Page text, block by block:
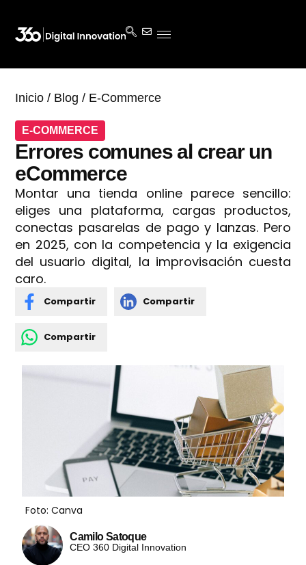
Inicio / Blog / E-Commerce
E-COMMERCE
Errores comunes al crear un
eCommerce
Montar una tienda online parece sencillo:
eliges una plataforma, cargas productos,
conectas pasarelas de pago y lanzas. Pero
en 2025, con la competencia y la exigencia
del usuario digital, la improvisación cuesta
caro.
Compartir Compartir
Compartir
Foto: Canva
Camilo Satoque
CEO 360 Digital Innovation